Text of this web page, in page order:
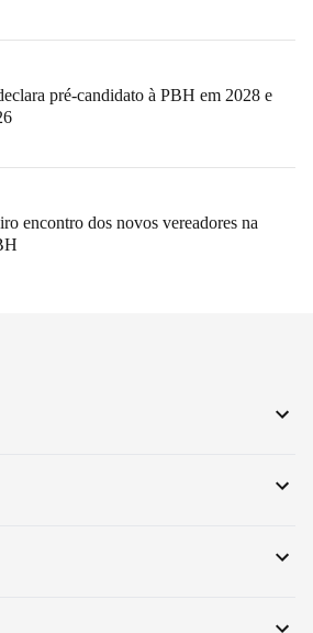
pré-candidato à PBH em 2028 e
encontro dos novos vereadores na